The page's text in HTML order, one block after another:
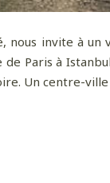
invite à
Paris à
Un centre-